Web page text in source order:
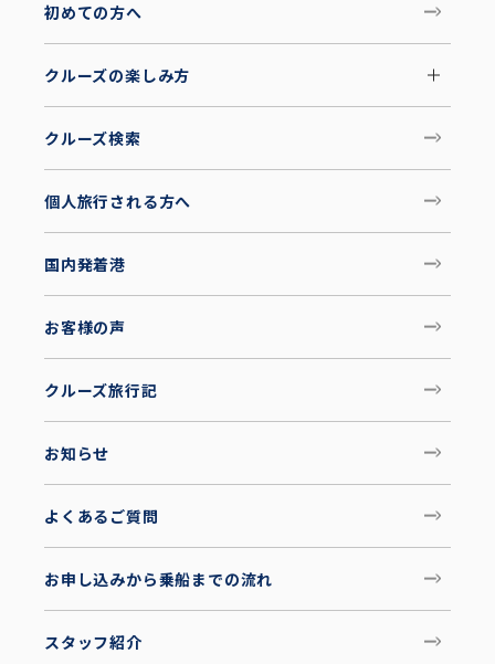
初めての方へ
クルーズの楽しみ方
クルーズ検索
個人旅行される方へ
国内発着港
お客様の声
クルーズ旅行記
お知らせ
よくあるご質問
お申し込みから乗船までの流れ
スタッフ紹介